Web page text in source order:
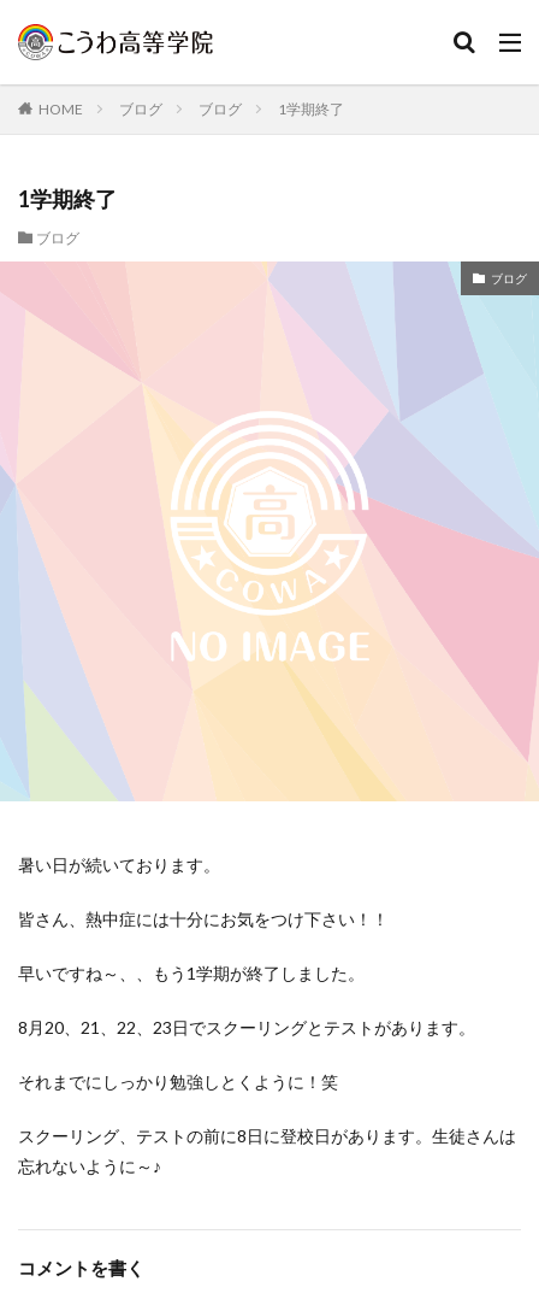
HOME ブログ ブログ 1学期終了
1学期終了
ブログ
ブログ
暑い日が続いております。
皆さん、熱中症には十分にお気をつけ下さい！！
早いですね～、、もう1学期が終了しました。
8月20、21、22、23日でスクーリングとテストがあります。
それまでにしっかり勉強しとくように！笑
スクーリング、テストの前に8日に登校日があります。生徒さんは
忘れないように～♪
コメントを書く